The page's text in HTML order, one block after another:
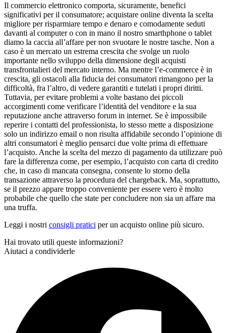
Il commercio elettronico comporta, sicuramente, benefici
significativi per il consumatore; acquistare online diventa la scelta
migliore per risparmiare tempo e denaro e comodamente seduti
davanti al computer o con in mano il nostro smarthphone o tablet
diamo la caccia all’affare per non svuotare le nostre tasche. Non a
caso è un mercato un estrema crescita che svolge un ruolo
importante nello sviluppo della dimensione degli acquisti
transfrontalieri del mercato interno. Ma mentre l’e-commerce è in
crescita, gli ostacoli alla fiducia dei consumatori rimangono per la
difficoltà, fra l’altro, di vedere garantiti e tutelati i propri diritti.
Tuttavia, per evitare problemi a volte bastano dei piccoli
accorgimenti come verificare l’identità del venditore e la sua
reputazione anche attraverso forum in internet. Se è impossibile
reperire i contatti del professionista, lo stesso mette a disposizione
solo un indirizzo email o non risulta affidabile secondo l’opinione di
altri consumatori è meglio pensarci due volte prima di effettuare
l’acquisto. Anche la scelta del mezzo di pagamento da utilizzare può
fare la differenza come, per esempio, l’acquisto con carta di credito
che, in caso di mancata consegna, consente lo storno della
transazione attraverso la procedura del chargeback. Ma, soprattutto,
se il prezzo appare troppo conveniente per essere vero è molto
probabile che quello che state per concludere non sia un affare ma
una truffa.
Leggi i nostri consigli pratici per un acquisto online più sicuro.
Hai trovato utili queste informazioni?
Aiutaci a condividerle